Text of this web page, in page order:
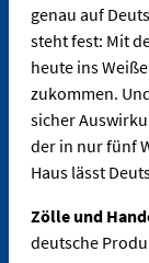
genau auf
steht fest: Mit
heute ins
zukommen.
sicher
der in nur fünf
Haus lässt
Zölle und
deutsche